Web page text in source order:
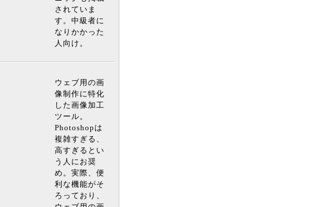
されていま
す。中級者に
なりかかった
人向け。
ウェブ用の画
像制作に特化
した画像加工
ツール。
Photoshopは
複雑すぎる、
高すぎるとい
う人にお奨
め。実際、便
利な機能がそ
ろっており、